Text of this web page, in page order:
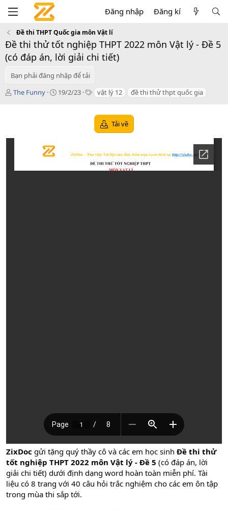
Đăng nhập Đăng kí
Đề thi THPT Quốc gia môn Vật lí
Đề thi thử tốt nghiệp THPT 2022 môn Vật lý - Đề 5
(có đáp án, lời giải chi tiết)
Bạn phải đăng nhập để tải
T
ả
The Funny
C19/2/23
T
s
vật lý 12 đề thi thử thpt quốc gia
Tải về
ZixDoc gửi tặng quý thầy cô và các em học sinh Đề thi thử
tốt nghiệp THPT 2022 môn Vật lý - Đề 5 (có đáp án, lời
giải chi tiết) dưới định dạng word hoàn toàn miễn phí. Tài
liệu có 8 trang với 40 câu hỏi trắc nghiệm cho các em ôn tập
trong mùa thi sắp tới.